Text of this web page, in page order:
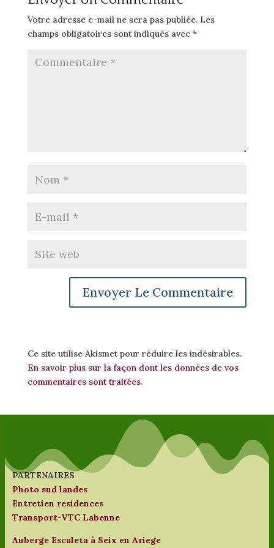
Votre adresse e-mail ne sera pas publiée. Les
champs obligatoires sont indiqués avec *
Ce site utilise Akismet pour réduire les indésirables.
En savoir plus sur la façon dont les données de vos
commentaires sont traitées.
PARTENAIRES
Photo sud landes
Entretien residences
Transport-VTC Labenne
Auberge Escaleta à Seix en Ariege